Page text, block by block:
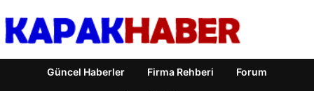
Güncel Haberler Firma Rehberi Forum